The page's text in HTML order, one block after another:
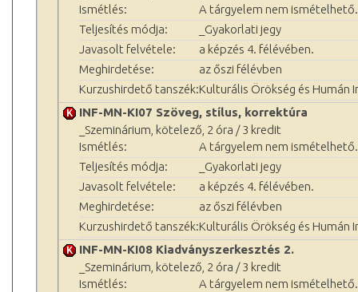
Ismétlés:
A tárgyelem nem ismételhető.
Teljesítés módja:
_Gyakorlati jegy
Javasolt felvétele:
a képzés 4. félévében.
Meghirdetése:
az őszi félévben
Kurzushirdető tanszék:Kulturális Örökség és Humán
INF-MN-KI07 Szöveg, stílus, korrektúra
_Szeminárium, kötelező, 2 óra / 3 kredit
Ismétlés:
A tárgyelem nem ismételhető.
Teljesítés módja:
_Gyakorlati jegy
Javasolt felvétele:
a képzés 4. félévében.
Meghirdetése:
az őszi félévben
Kurzushirdető tanszék:Kulturális Örökség és Humán
INF-MN-KI08 Kiadványszerkesztés 2.
_Szeminárium, kötelező, 2 óra / 3 kredit
Ismétlés:
A tárgyelem nem ismételhető.